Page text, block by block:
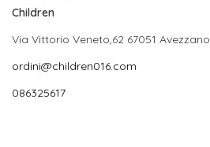
Children
Via Vittorio Veneto,62 67051 Avezzano
ordini@children016.com
086325617